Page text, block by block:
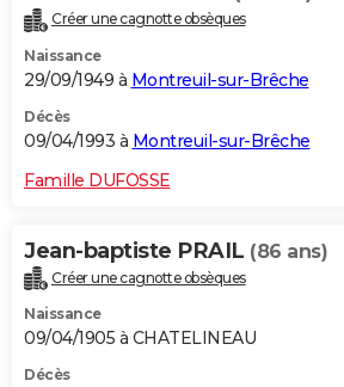
Créer une cagnotte obsèques
Naissance
29/09/1949 à Montreuil-sur-Brêche
Décès
09/04/1993 à Montreuil-sur-Brêche
Famille DUFOSSE
Jean-baptiste PRAIL (86 ans)
Créer une cagnotte obsèques
Naissance
09/04/1905 à CHATELINEAU
Décès